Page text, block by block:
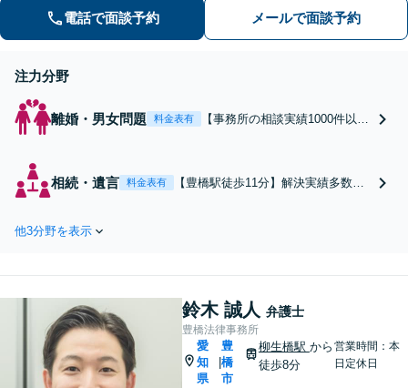
により損害賠償金額大幅アップへ【土
日祝も対応】
電話で面談予約 メールで面談予約
注力分野
離婚・男女問題 料金表有
【事務所の相談実績1000件以
された側の弁護にも強み！【養
相続・遺言 料金表有
【豊橋駅徒歩11分】解決実績多数。
他3分野を表示
鈴木 誠人 弁護士
豊橋法律事務所
愛
知
県
|
豊
橋
市
柳生橋駅 から
徒歩8分
営業時間：本
日定休日